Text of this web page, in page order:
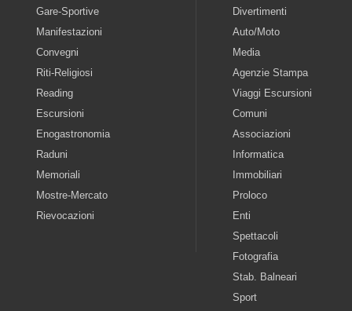
Gare-Sportive
Manifestazioni
Convegni
Riti-Religiosi
Reading
Escursioni
Enogastronomia
Raduni
Memoriali
Mostre-Mercato
Rievocazioni
Divertimenti
Auto/Moto
Media
Agenzie Stampa
Viaggi Escursioni
Comuni
Associazioni
Informatica
Immobiliari
Proloco
Enti
Spettacoli
Fotografia
Stab. Balneari
Sport